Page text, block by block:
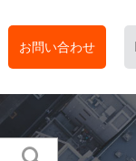
お問い合わせ